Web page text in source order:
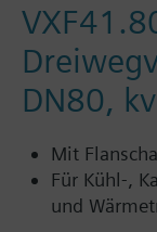
DN80,
Mit
Für Kühl-,
und